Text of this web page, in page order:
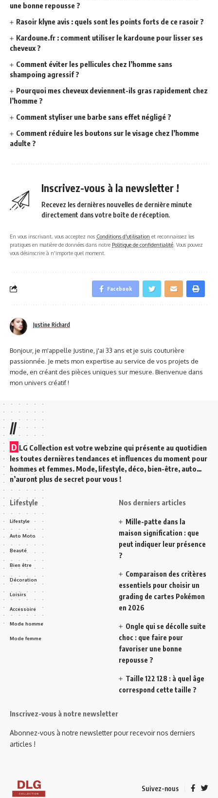
une bonne repousse ?
Rasoir klyne avis : quels sont les points forts de ce rasoir ?
Kardoune.fr : comment utiliser le kardoune pour lisser ses
cheveux ?
Comment éviter les pellicules chez l’homme sans
shampoing agressif ?
Pourquoi mes cheveux deviennent-ils gras rapidement chez
l’homme ?
Comment styliser une barbe sans effet négligé ?
Comment réduire les boutons sur le visage chez l’homme
adulte ?
Inscrivez-vous à la newsletter !
Recevez les dernières nouvelles de dernière minute
directement dans votre boîte de réception.
En vous inscrivant, vous acceptez nos Conditions d'utilisation et reconnaissez les
pratiques en matière de données dans notre Politique de confidentialité . Vous pouvez
vous désinscrire à n'importe quel moment.
Facebook
Justine Richard
Bonjour, je m'appelle Justine, j'ai 33 ans et je suis couturière
passionnée. Je mets mon expertise au service de vos projets de
mode, en créant des pièces uniques sur mesure. Bienvenue dans
mon univers créatif !
//
D LG Collection est votre webzine qui présente au quotidien
les toutes dernières tendances et influences du moment pour
hommes et femmes. Mode, lifestyle, déco, bien-être, auto…
n’auront plus de secret pour vous !
Lifestyle
Lifestyle
Auto Moto
Beauté
Bien être
Décoration
Loisirs
Accessoire
Mode homme
Mode femme
Nos derniers articles
Mille-patte dans la
maison signification : que
peut indiquer leur présence
?
Comparaison des critères
essentiels pour choisir un
grading de cartes Pokémon
en 2026
Ongle qui se décolle suite
choc : que faire pour
favoriser une bonne
repousse ?
Taille 122 128 : à quel âge
correspond cette taille ?
Inscrivez-vous à notre newsletter
Abonnez-vous à notre newsletter pour recevoir nos derniers
articles !
Suivez-nous